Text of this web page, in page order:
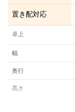
置き配対応
卓上
幅
奥行
高さ